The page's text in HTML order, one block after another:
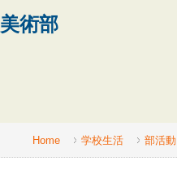
美術部
Home 学校生活 部活動